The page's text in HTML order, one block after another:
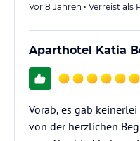
Vor 8 Jahren • Verreist als
Aparthotel Katia
Vorab, es gab
von der herzlichen